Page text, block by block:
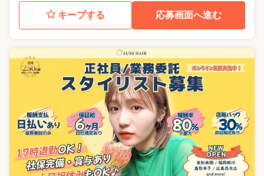
キープする 応募画面へ進む